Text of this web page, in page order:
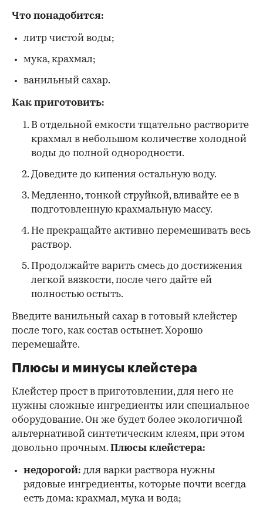
Что понадобится:
литр чистой воды;
мука, крахмал;
ванильный сахар.
Как приготовить:
В отдельной емкости тщательно растворите
крахмал в небольшом количестве холодной
воды до полной однородности.
Доведите до кипения остальную воду.
Медленно, тонкой струйкой, вливайте ее в
подготовленную крахмальную массу.
Не прекращайте активно перемешивать весь
раствор.
Продолжайте варить смесь до достижения
легкой вязкости, после чего дайте ей
полностью остыть.
Введите ванильный сахар в готовый клейстер
после того, как состав остынет. Хорошо
перемешайте.
Плюсы и минусы клейстера
Клейстер прост в приготовлении, для него не
нужны сложные ингредиенты или специальное
оборудование. Он же будет более экологичной
альтернативой синтетическим клеям, при этом
довольно прочным. Плюсы клейстера:
недорогой: для варки раствора нужны
рядовые ингредиенты, которые почти всегда
есть дома: крахмал, мука и вода;